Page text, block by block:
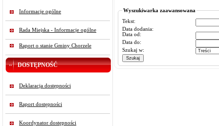
Informacje ogólne
Rada Miejska - Informacje ogólne
Raport o stanie Gminy Chorzele
DOSTĘPNOŚĆ
Deklaracja dostępności
Raport dostępności
Koordynator dostępności
Wyszukiwarka zaawansowana
Tekst:
Data dodania:
Data od:
Data do:
Szukaj w: